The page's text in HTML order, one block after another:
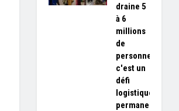
draine 5
à 6
millions
de
personnes,
c'est un
défi
logistique
permanent»